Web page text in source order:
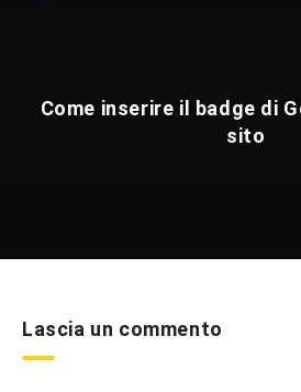
Come inserire il badge di
sito
Lascia un commento